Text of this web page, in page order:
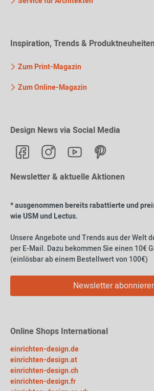
Inspiration, Trends & Produktneuheiten
Zum Print-Magazin
Zum Online-Magazin
Design News via Social Media
Newsletter & aktuelle Aktionen
* ausgenommen bereits rabattierte und
wie USM und Lectus.
Unsere Angebote und Trends aus der Welt
per E-Mail. Dazu bekommen Sie einen 10€
(einlösbar ab einem Bestellwert von 100€)
Newsletter
Online Shops International
einrichten-design.de
einrichten-design.at
einrichten-design.ch
einrichten-design.fr